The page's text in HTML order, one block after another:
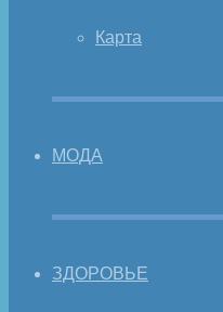
Карта
МОДА
ЗДОРОВЬЕ